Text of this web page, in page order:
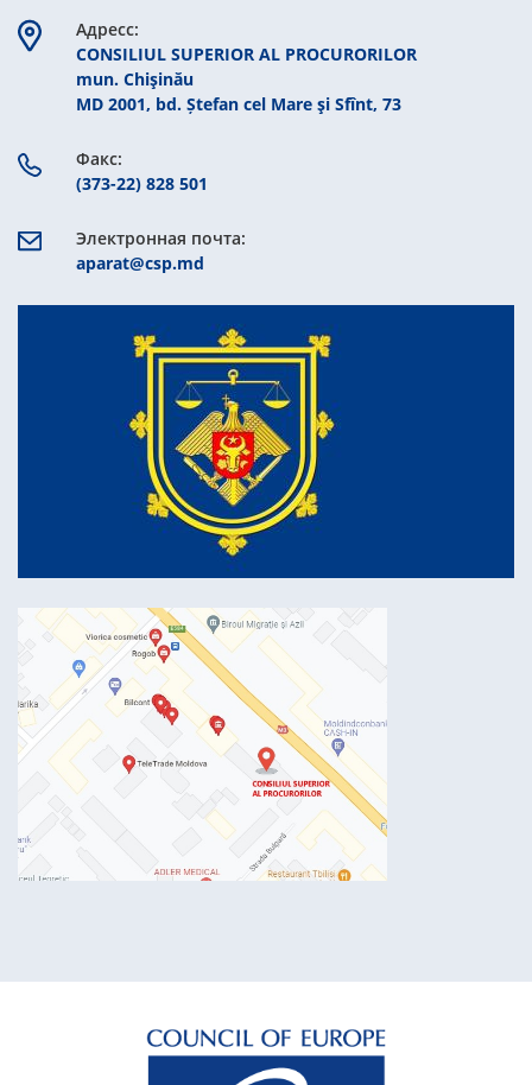
Aдресс:
CONSILIUL SUPERIOR AL PROCURORILOR
mun. Chişinău
MD 2001, bd. Ștefan cel Mare şi Sfînt, 73
Факс:
(373-22) 828 501
Электронная почта:
aparat@csp.md